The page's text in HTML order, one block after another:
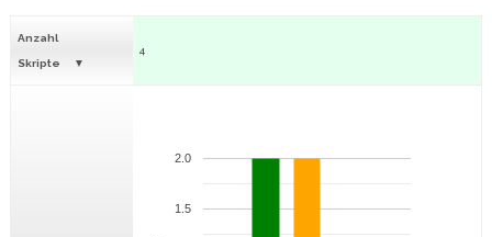
Anzahl
Skripte
4
1.5
2.0